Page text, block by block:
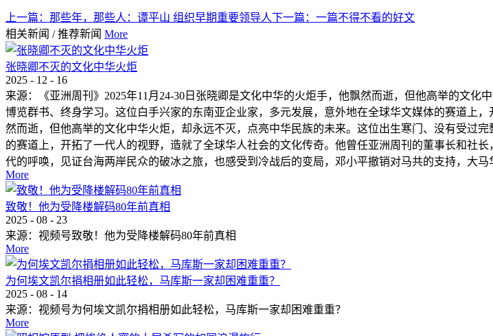
上一篇： 那些年，那些人：谭平山 组织早期重要领导人下一篇： 一篇不得不看的好文
相关新闻 / 推荐新闻 More
张晓卿不灭的文化中华火炬
2025 - 12 - 16
来源：《亚洲周刊》2025年11月24-30日张晓卿是文化中华的火炬手，他飘然而逝，但他高举的文
博览群书、终身学习。这位白手兴家的东南亚企业家，多元发展，意外地在全球华文媒体的赛道上
然而逝，但他高举的文化中华火炬，却永远不灭，点亮中华民族的未来。这位出生寒门、没有受过
的赛道上，开拓了一代人的视野，造就了全球华人社会的文化传奇。他曾任亚洲周刊的董事长和社
代的呼唤，见证台海两岸民众的破冰之旅，也感受到冷战后的变局，邓小平撤销对马共的支持，大
More
致敬！他为受降楼解码80年前真相
2025 - 08 - 23
来源：视频号致敬！他为受降楼解码80年前真相
More
为何埃文凯尔捐相册如此轻松，马库斯一家却困难重重？
2025 - 08 - 14
来源：视频号为何埃文凯尔捐相册如此轻松，马库斯一家却困难重重？
More